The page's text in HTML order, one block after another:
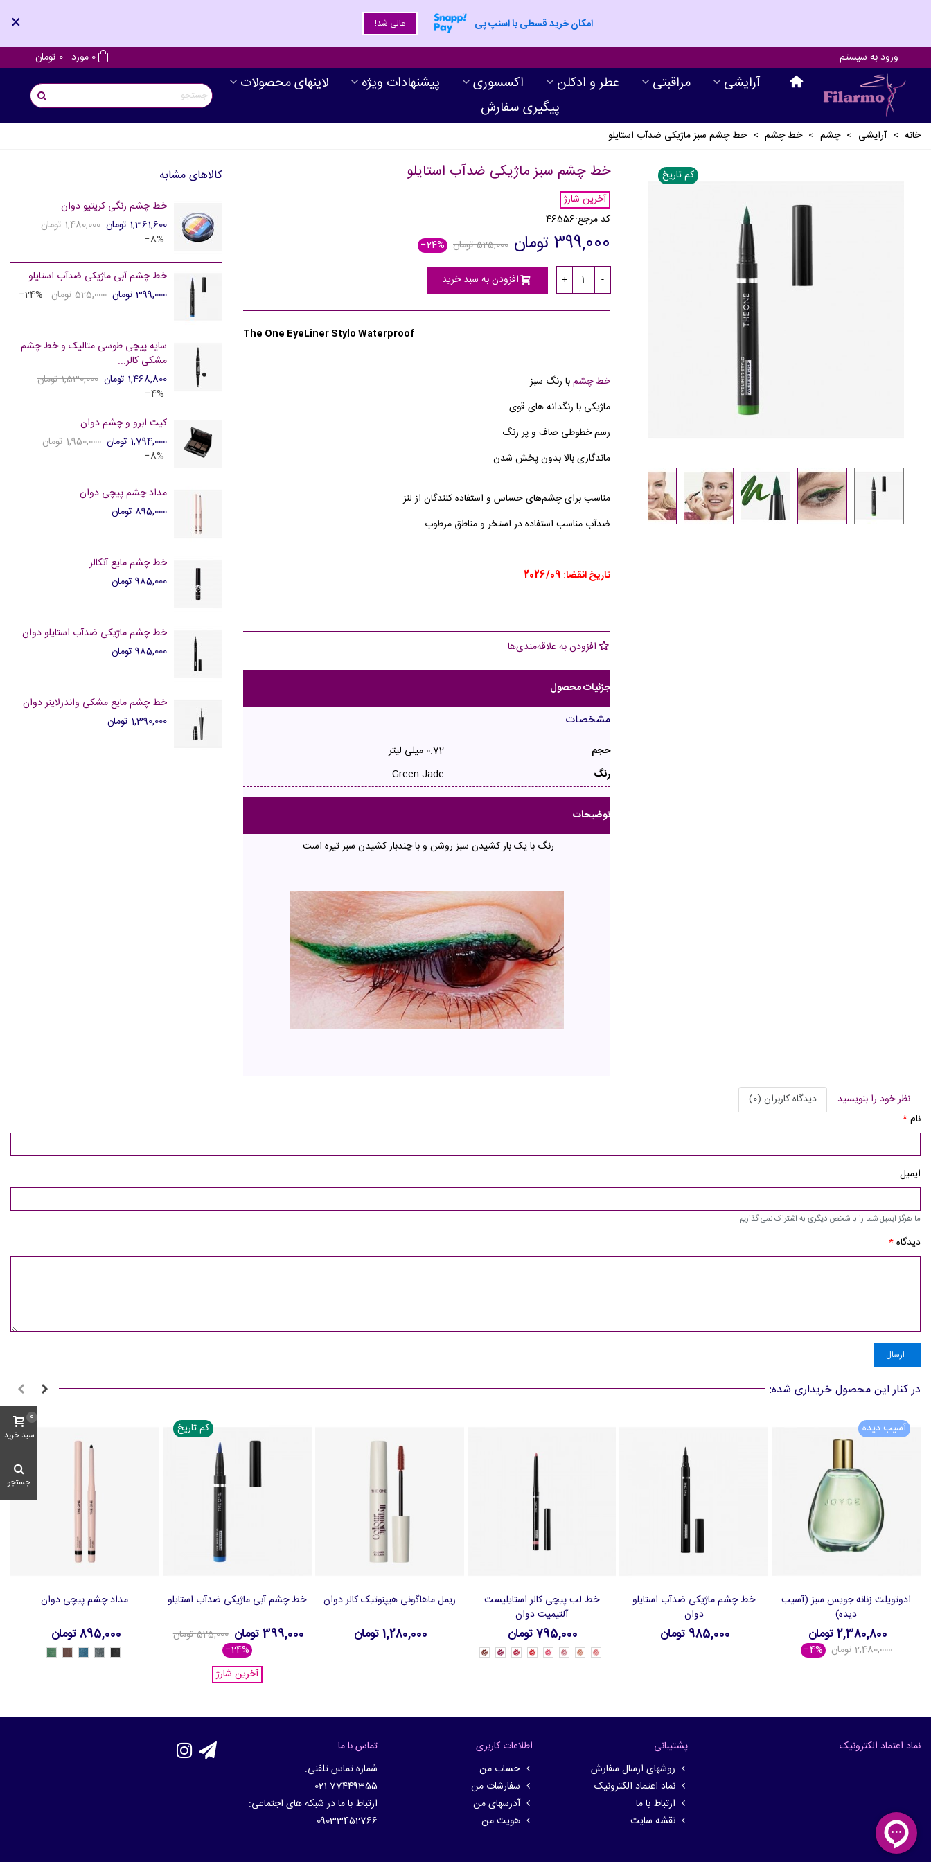
امکان خرید قسطی با اسنپ پی عالی شد! ×
ورود به سیستم 0 مورد-0 تومان
آرايشی مراقبتی عطر و ادکلن اکسسوری پیشنهادات ویژه
لاینهای محصولات
پیگیری سفارش
خانه > آرايشی > چشم > خط چشم > خط چشم سبز ماژیکی ضدآب استایلو
کم تاریخ خط چشم سبز ماژیکی ضدآب استایلو
آخرین شارژ
کد مرجع:46556
399,000 تومان 525,000 تومان ‎−24%
-
+ افزودن به سبد خرید
The One EyeLiner Stylo Waterproof
خط چشمبا رنگ سبز
ماژیکی با رنگدانه های قوی
رسم خطوطی صاف و پر رنگ
ماندگاری بالا بدون پخش شدن
مناسب برای چشم‌های حساس و استفاده کنندگان از لنز
ضدآب مناسب استفاده در استخر و مناطق مرطوب
تاریخ انقضا: 2026/09
افزودن به علاقه‌مندی‌ها
جزئیات محصول
مشخصات
حجم
0.72 میلی لیتر
رنگ
Green Jade
توضیحات
رنگ با یک بار کشیدن سبز روشن و با چندبار کشیدن سبز تیره است.
کالاهای مشابه
خط چشم رنگی کریتیو دوان
1,361,600 تومان
1,480,000 تومان
‎−8%
خط چشم آبی ماژیکی ضدآب استایلو
399,000 تومان
525,000 تومان ‎−24%
سایه پیچی طوسی متالیک و خط چشم
مشکی کالر...
1,468,800 تومان
1,530,000 تومان
‎−4%
کیت ابرو و چشم دوان
1,794,000 تومان
1,950,000 تومان
‎−8%
مداد چشم پیچی دوان
895,000 تومان
خط چشم مایع آنکالر
985,000 تومان
خط چشم ماژیکی ضدآب استایلو دوان
985,000 تومان
خط چشم مایع مشکی واندرلاینر دوان
1,390,000 تومان
نظر خود را بنویسید
دیدگاه کاربران (0)
نام*
ایمیل
ما هرگز ایمیل شما را با شخص دیگری به اشتراک نمی گذاریم.
دیدگاه*
ارسال
در کنار این محصول خریداری شده:
آسیب دیده
افزودن به سبد خرید
ادوتویلت زنانه جویس سبز (آسیب
دیده)
2,380,800 تومان
2,480,000 تومان ‎−4%
افزودن به سبد خرید
خط چشم ماژیکی ضدآب استایلو
دوان
985,000 تومان
افزودن به سبد خرید
خط لب پیچی کالر استایلیست
آلتیمیت دوان
795,000 تومان
37728
-
37729
-
37730
-
37731
-
37734
-
37735
-
37736
-
37737
-
افزودن به سبد خرید
ریمل ماهاگونی هیپنوتیک کالر دوان
1,280,000 تومان
کم تاریخ
افزودن به سبد خرید
خط چشم آبی ماژیکی ضدآب استایلو
399,000 تومان
525,000 تومان
‎−24%
آخرین شارژ
افزودن به سبد خرید
مداد چشم پیچی دوان
895,000 تومان
47704
-
47705
-
47706
-
47707
-
47708
-
نماد اعتماد الکترونیک
پشتیبانی
روشهای ارسال سفارش
نماد اعتماد الکترونیک
ارتباط با ما
نقشه سایت
اطلاعات کاربری
حساب من
سفارشات من
آدرسهای من
هویت من
تماس با ما
شماره تماس تلفنی:
021-77449355
ارتباط با ما در شبکه های اجتماعی:
09033452766
سبد خرید
0
جستجو